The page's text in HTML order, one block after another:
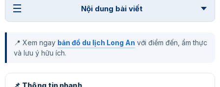
Nội dung bài viết
📍 Xem ngay bản đồ du lịch Long An với điểm đến, ẩm thực
và lưu ý hữu ích.
📌 Thông tin nhanh